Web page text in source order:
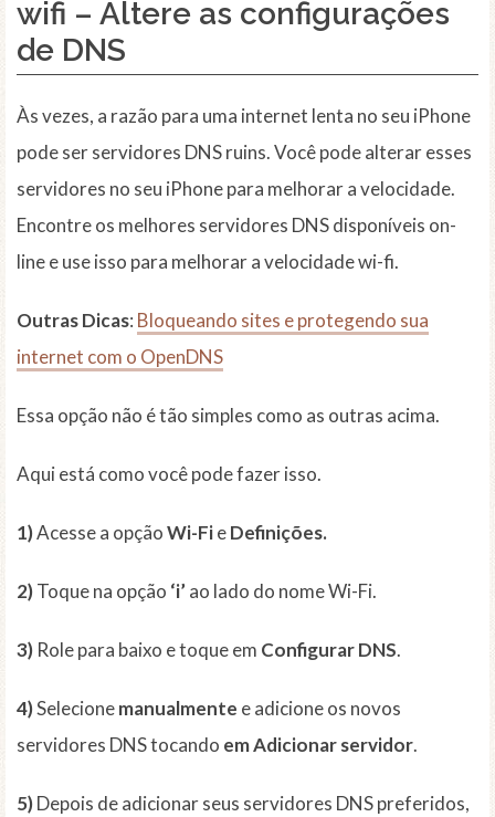
wifi – Altere as configurações
de DNS
Às vezes, a razão para uma internet lenta no seu iPhone
pode ser servidores DNS ruins. Você pode alterar esses
servidores no seu iPhone para melhorar a velocidade.
Encontre os melhores servidores DNS disponíveis on-
line e use isso para melhorar a velocidade wi-fi.
Outras Dicas: Bloqueando sites e protegendo sua
internet com o OpenDNS
Essa opção não é tão simples como as outras acima.
Aqui está como você pode fazer isso.
1)Acesse a opçãoWi-FieDefinições.
2)Toque na opção ‘i’ ao lado do nome Wi-Fi.
3) Role para baixo e toque em Configurar DNS.
4)Selecionemanualmente e adicione os novos
servidores DNS tocando em Adicionar servidor.
5)Depois de adicionar seus servidores DNS preferidos,